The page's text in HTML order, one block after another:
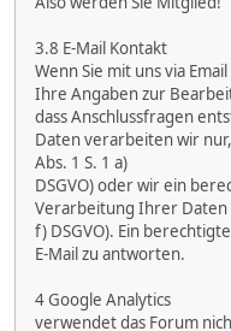
3.8 E-Mail Kontakt
Wenn Sie mit uns via
Ihre Angaben zur
dass Anschlussfragen
Daten verarbeiten wir
Abs. 1 S. 1 a)
DSGVO) oder wir ein
Verarbeitung Ihrer Daten
f) DSGVO). Ein
E-Mail zu antworten.
4 Google Analytics
verwendet das Forum